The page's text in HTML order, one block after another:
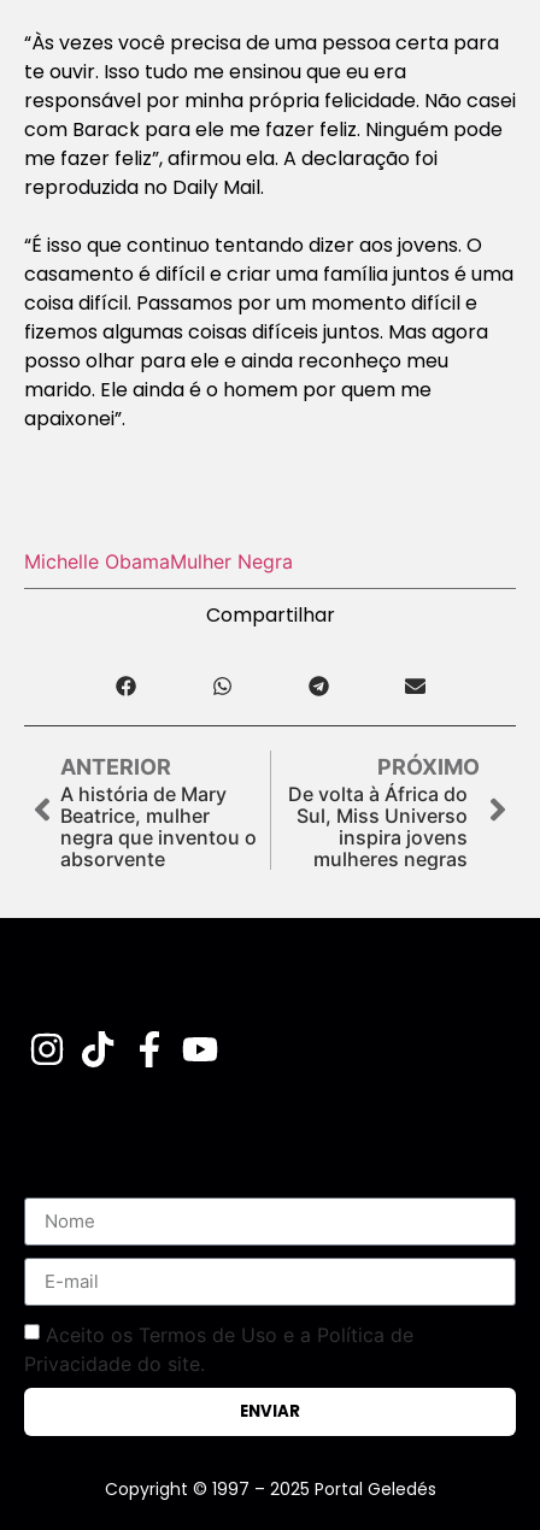
“Às vezes você precisa de uma pessoa certa para
te ouvir. Isso tudo me ensinou que eu era
responsável por minha própria felicidade. Não casei
com Barack para ele me fazer feliz. Ninguém pode
me fazer feliz”, afirmou ela. A declaração foi
reproduzida no Daily Mail.
“É isso que continuo tentando dizer aos jovens. O
casamento é difícil e criar uma família juntos é uma
coisa difícil. Passamos por um momento difícil e
fizemos algumas coisas difíceis juntos. Mas agora
posso olhar para ele e ainda reconheço meu
marido. Ele ainda é o homem por quem me
apaixonei”.
Michelle ObamaMulher Negra
Compartilhar
ANTERIOR
A história de Mary
Beatrice, mulher
negra que inventou o
absorvente
PRÓXIMO
De volta à África do
Sul, Miss Universo
inspira jovens
mulheres negras
Aceito os Termos de Uso e a Política de
Privacidade do site.
ENVIAR
Copyright © 1997 – 2025 Portal Geledés